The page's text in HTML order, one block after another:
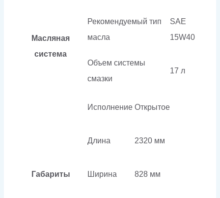
Масляная
система
Рекомендуемый тип
масла
SAE
15W40
Объем системы
смазки
17 л
Габариты
Исполнение Открытое
Длина 2320 мм
Ширина 828 мм